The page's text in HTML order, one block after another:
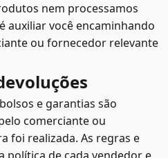
nem processamos
auxiliar você encaminhando
ou fornecedor relevante
e garantias são
comerciante ou
foi realizada. As regras e